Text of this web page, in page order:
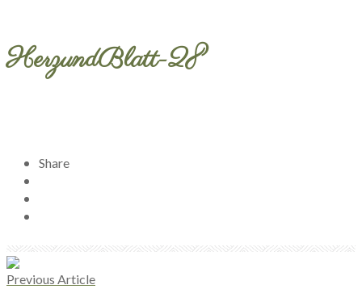
HerzundBlatt-28
Share
Previous Article